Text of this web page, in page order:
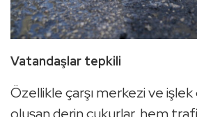
Vatandaşlar tepkili
Özellikle çarşı merkezi ve